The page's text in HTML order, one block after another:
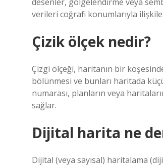
verileri coğrafi konumlarıyla
Çizik ölçek nedir?
Çizgi ölçeği, haritanın bir
bölünmesi ve bunları haritada
numarası, planların veya
sağlar.
Dijital harita ne
Dijital (veya sayısal) haritalama